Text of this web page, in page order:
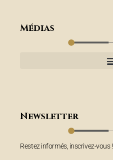
Médias
Newsletter
Restez informés, inscrivez-vous !